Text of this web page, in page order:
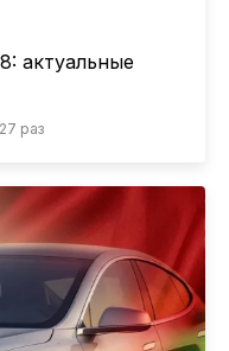
актуальные
раз